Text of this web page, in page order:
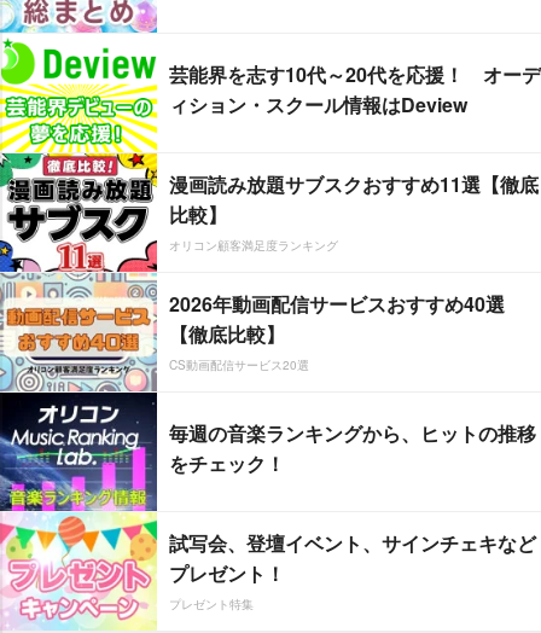
芸能界を志す10代～20代を応援！ オーデ
ィション・スクール情報はDeview
漫画読み放題サブスクおすすめ11選【徹底
比較】
オリコン顧客満足度ランキング
2026年動画配信サービスおすすめ40選
【徹底比較】
CS動画配信サービス20選
毎週の音楽ランキングから、ヒットの推移
をチェック！
試写会、登壇イベント、サインチェキなど
プレゼント！
プレゼント特集